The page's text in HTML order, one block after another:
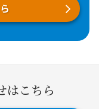
はこちら